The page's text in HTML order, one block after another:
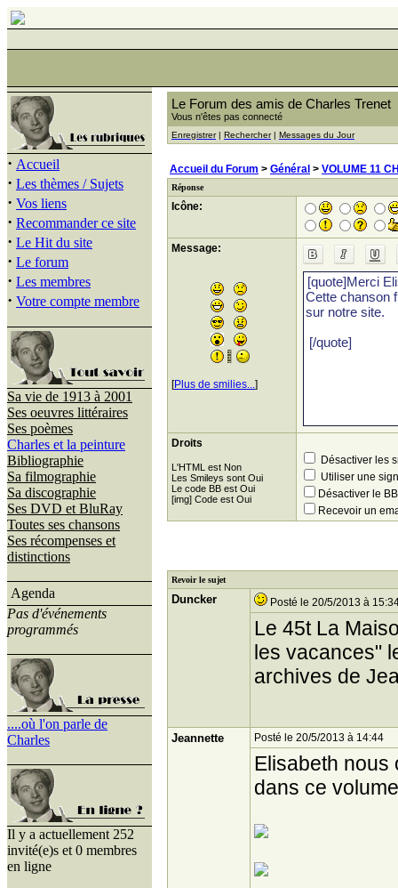
· Accueil
· Les thèmes / Sujets
· Vos liens
· Recommander ce site
· Le Hit du site
· Le forum
· Les membres
· Votre compte membre
Sa vie de 1913 à 2001
Ses oeuvres littéraires
Ses poèmes
Charles et la peinture
Bibliographie
Sa filmographie
Sa discographie
Ses DVD et BluRay
Toutes ses chansons
Ses récompenses et
distinctions
Agenda
Pas d'événements
programmés
....où l'on parle de
Charles
Il y a actuellement 252
invité(e)s et 0 membres
en ligne
Le Forum des amis de Charles Trenet
Vous n'êtes pas connecté
Enregistrer| Rechercher| Messages du Jour
Accueil du Forum > Général > VOLUME 11
Réponse
Icône:
Message:
[Plus de smilies...]
Droits
L'HTML est Non
Les Smileys sont Oui
Le code BB est Oui
[img] Code est Oui
Désactiver les
Utiliser une
Désactiver le
Recevoir un
Revoir le sujet
Duncker Posté le 20/5/2013 à
Le 45t La
les vacances"
archives de
Jeannette Posté le 20/5/2013 à 14:44
Elisabeth nous
dans ce